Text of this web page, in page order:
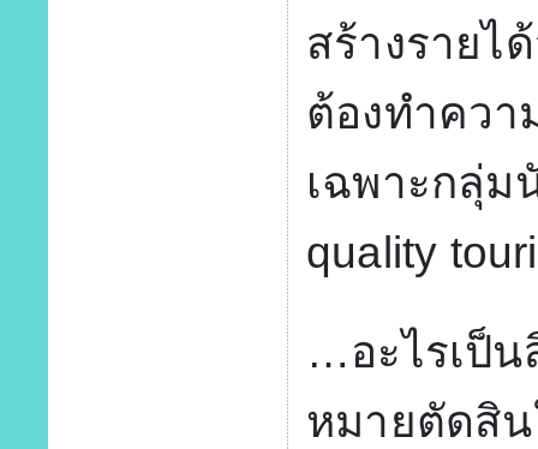
สร้างรายไ
ต้องทำควา
เฉพาะกลุ่ม
quality
…อะไรเป็น
หมายตัดสิน